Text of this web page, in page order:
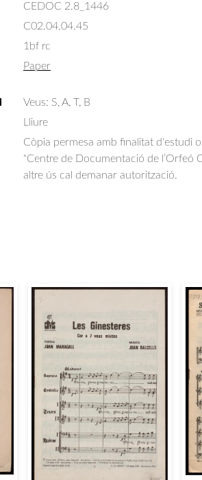
CEDOC 2.8_1446
C02.04.04.45
1bf rc
Paper
Veus: S, A, T, B
Lliure
Còpia permesa amb finalitat d'estudi
"Centre de Documentació de l’Orfeó
altre ús cal demanar autorització.